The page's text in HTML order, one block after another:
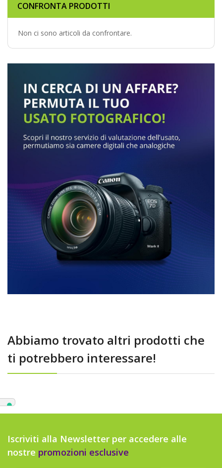
CONFRONTA PRODOTTI
Non ci sono articoli da confrontare.
Abbiamo trovato altri prodotti che
ti potrebbero interessare!
Iscriviti alla Newsletter per accedere alle
nostre promozioni esclusive